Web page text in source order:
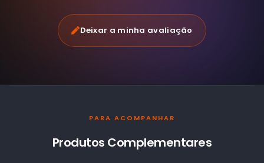
Deixar a minha avaliação
PARA ACOMPANHAR
Produtos Complementares